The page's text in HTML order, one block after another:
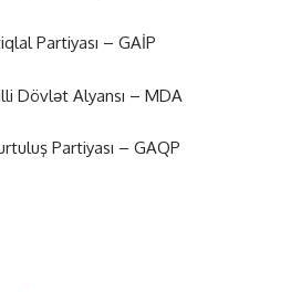
Partiyası – GAİP
Dövlət Alyansı – MDA
Partiyası – GAQP